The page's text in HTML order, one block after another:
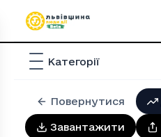
Категорії
Повернутися
Завантажити